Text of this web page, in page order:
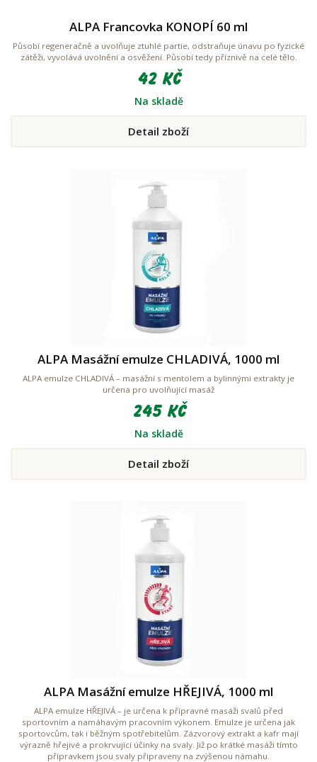
ALPA Francovka KONOPÍ 60 ml
Působí regeneračně a uvolňuje ztuhlé partie, odstraňuje únavu po fyzické
zátěži, vyvolává uvolnění a osvěžení. Působí tedy příznivě na celé tělo.
42 Kč
Na skladě
Detail zboží
ALPA Masážní emulze CHLADIVÁ, 1000 ml
ALPA emulze CHLADIVÁ – masážní s mentolem a bylinnými extrakty je
určena pro uvolňující masáž
245 Kč
Na skladě
Detail zboží
ALPA Masážní emulze HŘEJIVÁ, 1000 ml
ALPA emulze HŘEJIVÁ – je určena k přípravné masáži svalů před
sportovním a namáhavým pracovním výkonem. Emulze je určena jak
sportovcům, tak i běžným spotřebitelům. Zázvorový extrakt a kafr mají
výrazně hřejivé a prokrvující účinky na svaly. Již po krátké masáži tímto
přípravkem jsou svaly připraveny na zvýšenou námahu.